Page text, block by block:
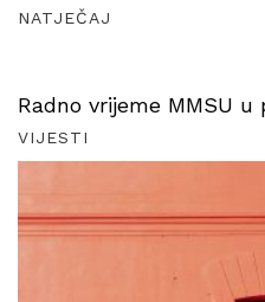
NATJEČAJ
Radno vrijeme MMSU
VIJESTI